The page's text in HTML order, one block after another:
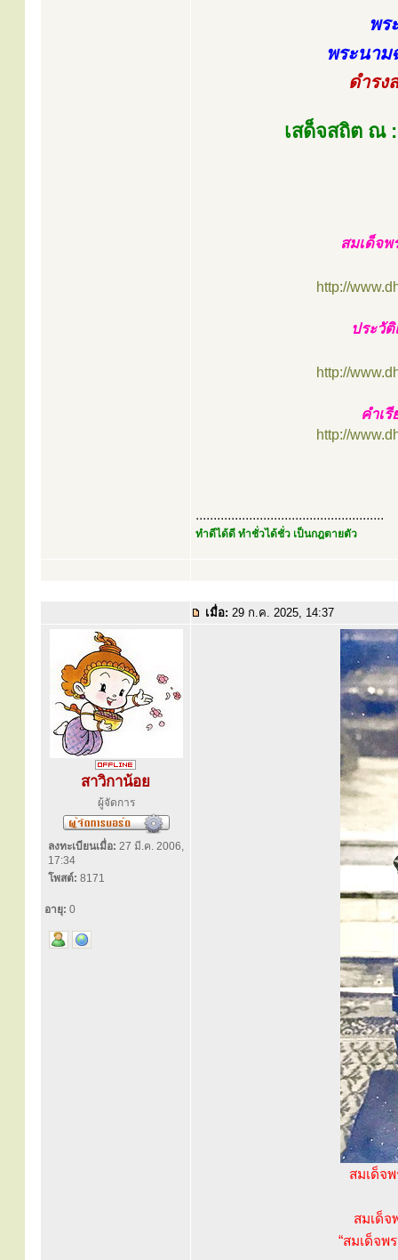
พร
พระนา
ดำร
เสด็จสถิต ณ
สมเด็จพ
http://
ประวั
http://
คำเ
http://
.....................................................
ทำดีได้ดี ทำชั่วได้ชั่ว เป็นกฎตายตัว
เมื่อ: 29 ก.ค. 2025, 14:37
สาวิกาน้อย
ผู้จัดการ
ลงทะเบียนเมื่อ: 27 มี.ค. 2006,
17:34
โพสต์: 8171
อายุ: 0
สมเด็จ
สมเด็จ
“สมเด็จพ